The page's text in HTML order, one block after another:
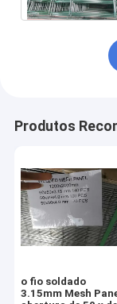
Produtos
o fio soldado
3.15mm Mesh